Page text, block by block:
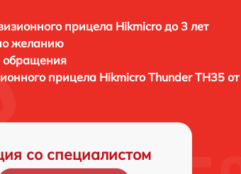
прицела Hikmicro до 3 лет
желанию
обращения
прицела Hikmicro Thunder TH35
со специалистом